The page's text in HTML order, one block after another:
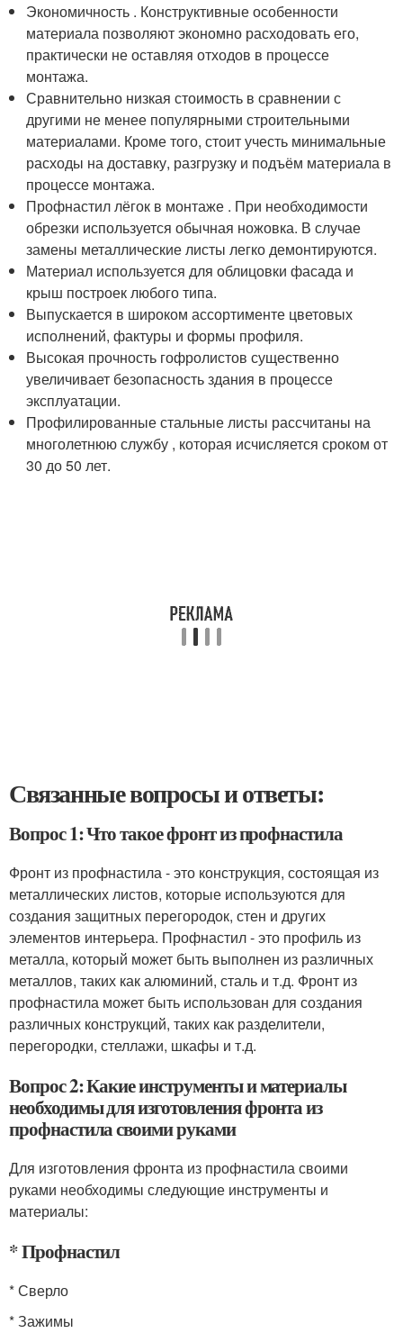
Экономичность . Конструктивные особенности
материала позволяют экономно расходовать его,
практически не оставляя отходов в процессе
монтажа.
Сравнительно низкая стоимость в сравнении с
другими не менее популярными строительными
материалами. Кроме того, стоит учесть минимальные
расходы на доставку, разгрузку и подъём материала в
процессе монтажа.
Профнастил лёгок в монтаже . При необходимости
обрезки используется обычная ножовка. В случае
замены металлические листы легко демонтируются.
Материал используется для облицовки фасада и
крыш построек любого типа.
Выпускается в широком ассортименте цветовых
исполнений, фактуры и формы профиля.
Высокая прочность гофролистов существенно
увеличивает безопасность здания в процессе
эксплуатации.
Профилированные стальные листы рассчитаны на
многолетнюю службу , которая исчисляется сроком от
30 до 50 лет.
Связанные вопросы и ответы:
Вопрос 1: Что такое фронт из профнастила
Фронт из профнастила - это конструкция, состоящая из
металлических листов, которые используются для
создания защитных перегородок, стен и других
элементов интерьера. Профнастил - это профиль из
металла, который может быть выполнен из различных
металлов, таких как алюминий, сталь и т.д. Фронт из
профнастила может быть использован для создания
различных конструкций, таких как разделители,
перегородки, стеллажи, шкафы и т.д.
Вопрос 2: Какие инструменты и материалы
необходимы для изготовления фронта из
профнастила своими руками
Для изготовления фронта из профнастила своими
руками необходимы следующие инструменты и
материалы:
* Профнастил
* Сверло
* Зажимы